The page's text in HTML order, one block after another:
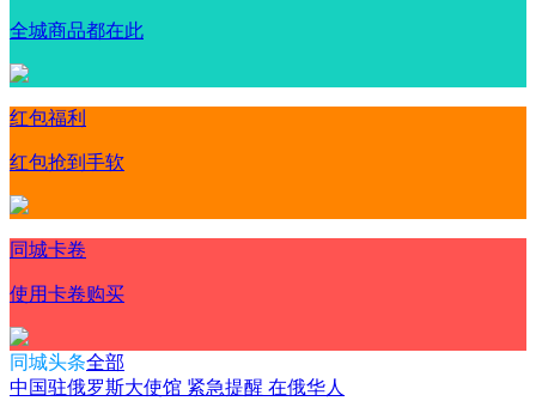
全城商品都在此
红包福利
红包抢到手软
同城卡卷
使用卡卷购买
同城头条全部
中国驻俄罗斯大使馆 紧急提醒 在俄华人